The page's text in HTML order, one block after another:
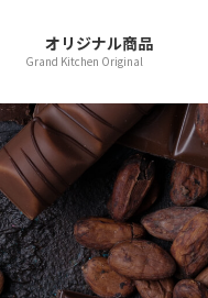
オリジナル商品
Grand Kitchen Original